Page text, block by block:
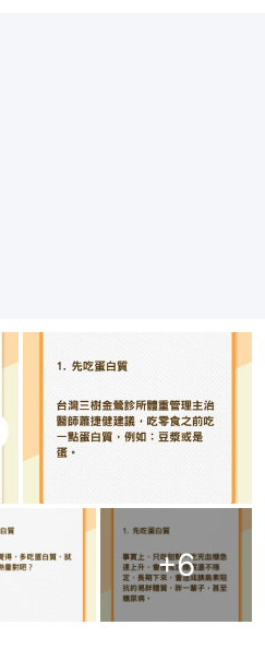
+6